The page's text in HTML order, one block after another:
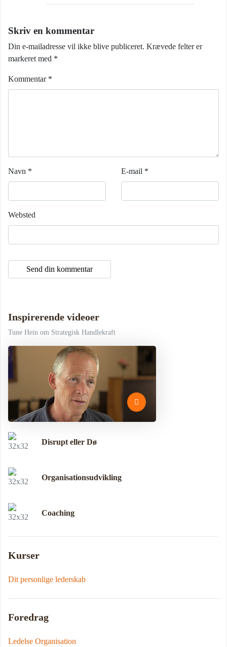
Skriv en kommentar
Din e-mailadresse vil ikke blive publiceret. Krævede felter er
markeret med *
Kommentar *
Navn * E-mail *
Websted
Inspirerende videoer
Tune Hein om Strategisk Handlekraft
Disrupt eller Dø
Organisationsudvikling
Coaching
Kurser
Dit personlige lederskab
Foredrag
Ledelse Organisation